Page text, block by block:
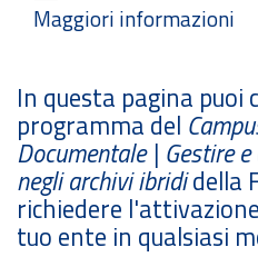
Maggiori informazioni
In questa pagina puoi
programma del
Documentale | Gestire
negli archivi ibrididella
richiedere
tuo ente in qualsiasi